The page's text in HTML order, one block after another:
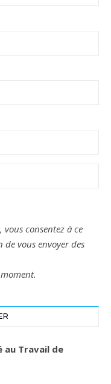
consentez à ce
de vous envoyer des
au Travail de